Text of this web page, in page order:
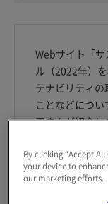
Webサイト「
ル（2022年）
テナビリティ
ことなどにつ
司さんが紹介し
サステナビリ
By clicking “Accept
your device to
our marketing efforts.